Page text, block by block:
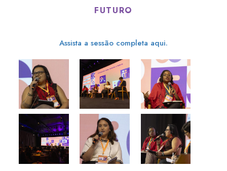
FUTURO
Assista a sessão completa aqui.